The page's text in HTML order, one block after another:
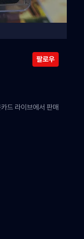
팔로우
드 라이브에서 판매